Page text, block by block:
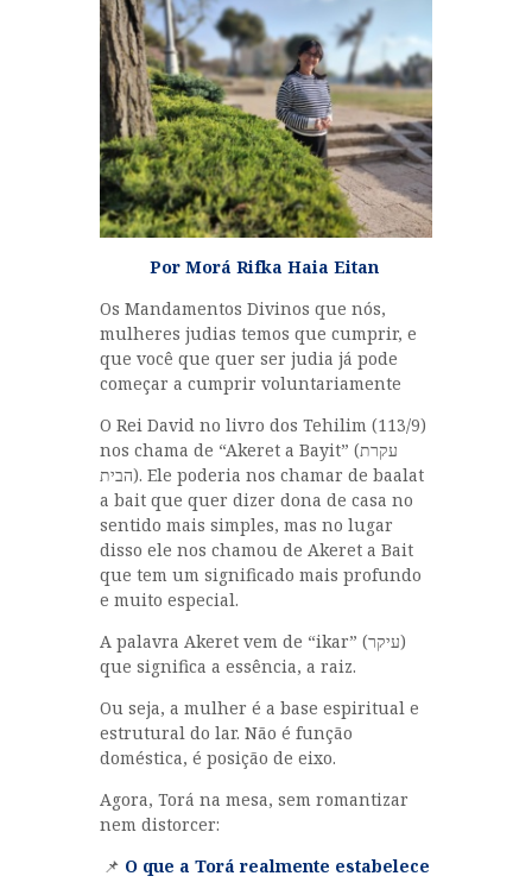
CURIOSIDADES
MULHERES
RABINO GLOIBER
NOSSOS REBES
HISTÓRIAS DE
TZADIKIM
GUEULÁ
MENSAGENS DO
RABINO
INÍCIO
OS ANIMAIS DA TORÁ
Por Morá Rifka Haia Eitan
Os Mandamentos Divinos que nós,
mulheres judias temos que cumprir, e
que você que quer ser judia já pode
começar a cumprir voluntariamente
O Rei David no livro dos Tehilim (113/9)
nos chama de “Akeret a Bayit” (עקרת
הבית). Ele poderia nos chamar de baalat
a bait que quer dizer dona de casa no
sentido mais simples, mas no lugar
disso ele nos chamou de Akeret a Bait
que tem um significado mais profundo
e muito especial.
A palavra Akeret vem de “ikar” (עיקר)
que significa a essência, a raiz.
Ou seja, a mulher é a base espiritual e
estrutural do lar. Não é função
doméstica, é posição de eixo.
Agora, Torá na mesa, sem romantizar
nem distorcer:
📌 O que a Torá realmente estabelece